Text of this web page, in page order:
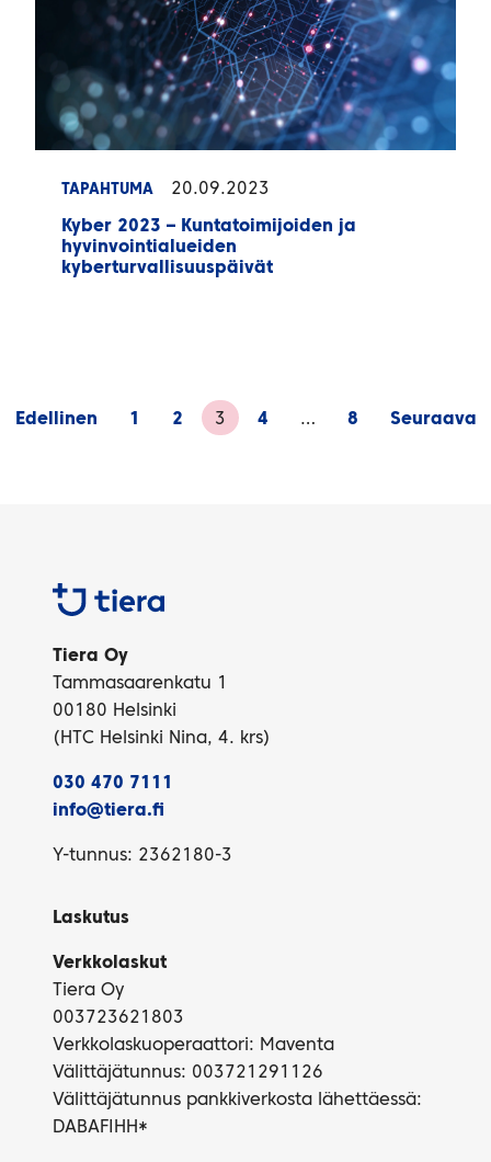
TAPAHTUMA 20.09.2023
Kyber 2023 – Kuntatoimijoiden ja
hyvinvointialueiden
kyberturvallisuuspäivät
Artikkelien
Edellinen 1 2 3 4 … 8 Seuraava
Tiera
Tiera Oy
Tammasaarenkatu 1
00180 Helsinki
(HTC Helsinki Nina, 4. krs)
030 470 7111
info@tiera.fi
Y-tunnus: 2362180-3
Laskutus
Verkkolaskut
Tiera Oy
003723621803
Verkkolaskuoperaattori: Maventa
Välittäjätunnus: 003721291126
Välittäjätunnus pankkiverkosta lähettäessä:
DABAFIHH*